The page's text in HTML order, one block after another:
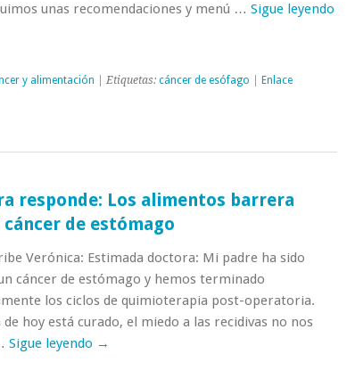
unas recomendaciones y menú … Sigue leyendo
y alimentación | Etiquetas: cáncer de esófago
Enlace
responde: Los alimentos barrera
de estómago
Verónica: Estimada doctora: Mi padre ha sido
cáncer de estómago y hemos terminado
los ciclos de quimioterapia post-operatoria.
de hoy está curado, el miedo a las recidivas no nos
Sigue leyendo →